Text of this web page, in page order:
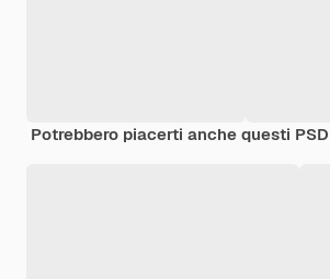
Potrebbero piacerti anche questi PSD